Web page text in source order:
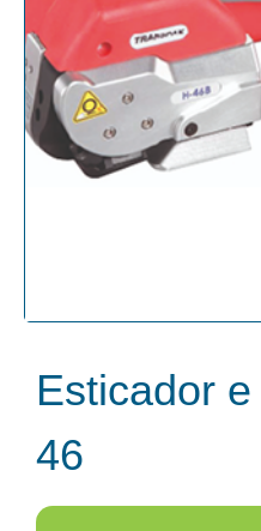
Esticador
46